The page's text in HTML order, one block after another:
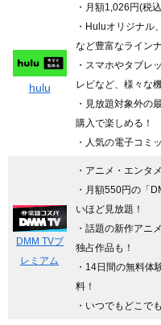
hulu
・月額1,026円(税
・Huluオリジナル
など豊富なライン
・スマホやタブレ
レビなど、様々な
・見放題対象外の
購入で楽しめる！
・人気の電子コミ
DMM TVプ
レミアム
・アニメ・エンタ
・月額550円の「
いほど見放題！
・話題の新作アニ
独占作品も！
・14日間の無料体
料！
・いつでもどこで